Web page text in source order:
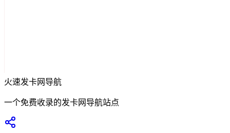
火速发卡网导航
一个免费收录的发卡网导航站点